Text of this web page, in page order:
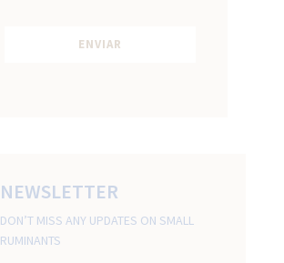
NEWSLETTER
DON’T MISS ANY UPDATES ON SMALL
RUMINANTS